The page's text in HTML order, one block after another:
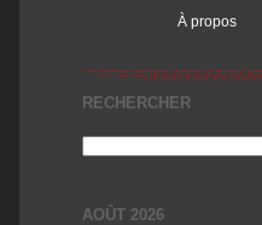
À propos
RECHERCHER
AOÛT 2026